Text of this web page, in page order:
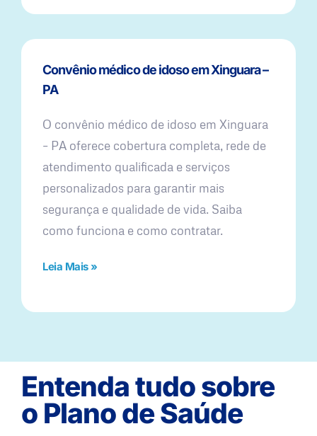
Convênio médico de idoso em Xinguara –
PA
O convênio médico de idoso em Xinguara
– PA oferece cobertura completa, rede de
atendimento qualificada e serviços
personalizados para garantir mais
segurança e qualidade de vida. Saiba
como funciona e como contratar.
Leia Mais »
Entenda tudo sobre
o Plano de Saúde